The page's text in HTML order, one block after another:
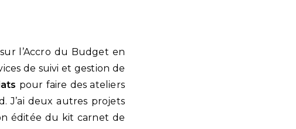
l’Accro du Budget en
de suivi et gestion de
pour faire des ateliers
J’ai deux autres projets
éditée du kit carnet de